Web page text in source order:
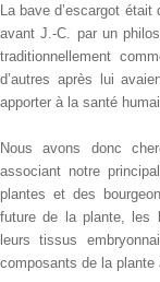
La bave d’escargot
avant J.-C. par un
traditionnellement
d’autres après lui
apporter à la santé
Nous avons donc
associant notre
plantes et des
future de la plante, les
leurs tissus
composants de la plante